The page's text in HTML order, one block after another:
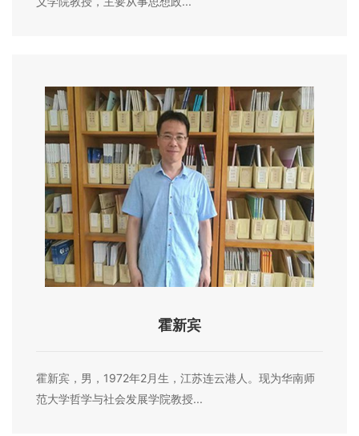
霍新宾
霍新宾，男，1972年2月生，江苏连云港人。现为华南师
范大学哲学与社会发展学院教授...